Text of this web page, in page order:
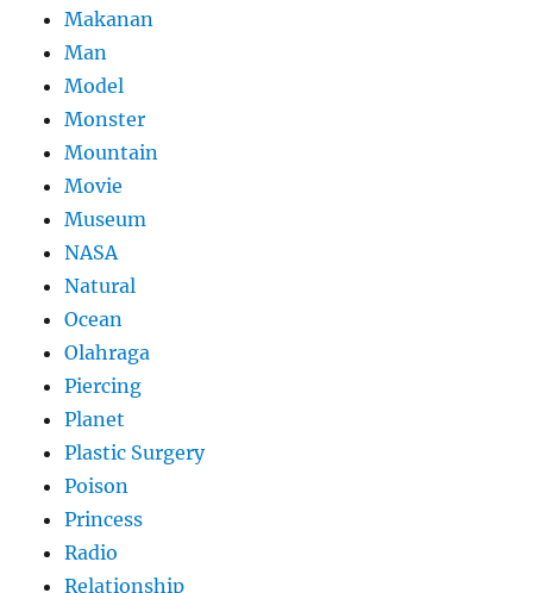
Makanan
Man
Model
Monster
Mountain
Movie
Museum
NASA
Natural
Ocean
Olahraga
Piercing
Planet
Plastic Surgery
Poison
Princess
Radio
Relationship